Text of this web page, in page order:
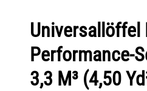
Universallöffel
Performance-
3,3 M³ (4,50